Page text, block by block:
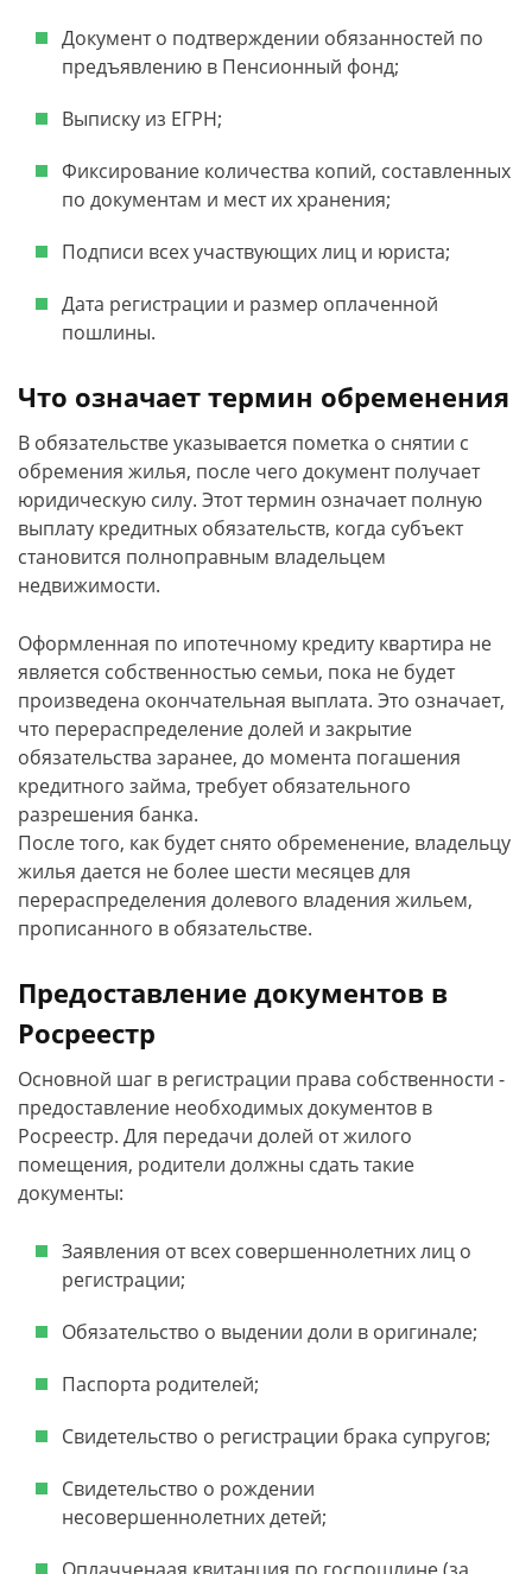
Документ о подтверждении обязанностей по
предъявлению в Пенсионный фонд;
Выписку из ЕГРН;
Фиксирование количества копий, составленных
по документам и мест их хранения;
Подписи всех участвующих лиц и юриста;
Дата регистрации и размер оплаченной
пошлины.
Что означает термин обременения
В обязательстве указывается пометка о снятии с
обремения жилья, после чего документ получает
юридическую силу. Этот термин означает полную
выплату кредитных обязательств, когда субъект
становится полноправным владельцем
недвижимости.
Оформленная по ипотечному кредиту квартира не
является собственностью семьи, пока не будет
произведена окончательная выплата. Это означает,
что перераспределение долей и закрытие
обязательства заранее, до момента погашения
кредитного займа, требует обязательного
разрешения банка.
После того, как будет снято обременение, владельцу
жилья дается не более шести месяцев для
перераспределения долевого владения жильем,
прописанного в обязательстве.
Предоставление документов в
Росреестр
Основной шаг в регистрации права собственности -
предоставление необходимых документов в
Росреестр. Для передачи долей от жилого
помещения, родители должны сдать такие
документы:
Заявления от всех совершеннолетних лиц о
регистрации;
Обязательство о выдении доли в оригинале;
Паспорта родителей;
Свидетельство о регистрации брака супругов;
Свидетельство о рождении
несовершеннолетних детей;